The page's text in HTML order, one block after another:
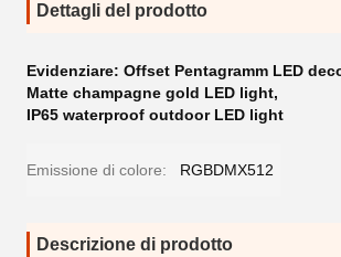
Dettagli del prodotto
Evidenziare: Offset Pentagramm LED
Matte champagne gold LED light,
IP65 waterproof outdoor LED light
Emissione di colore: RGBDMX512
Descrizione di prodotto